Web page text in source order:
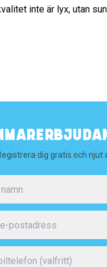
inte är lyx, utan
dig gratis och